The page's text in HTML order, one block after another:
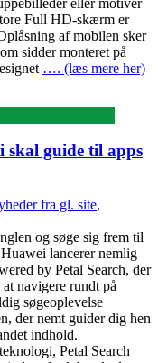
Full HD-skærm er
af mobilen sker
sidder monteret på
…. (læs mere her)
guide til apps
fra gl. site,
og søge sig frem til
lancerer nemlig
by Petal Search, der
navigere rundt på
søgeoplevelse
der nemt guider dig hen
indhold.
Petal Search